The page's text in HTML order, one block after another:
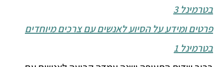
בטרמינל 3
פרטים ומידע על הסיוע לאנשים עם צרכים מיוחדים
בטרמינל 1